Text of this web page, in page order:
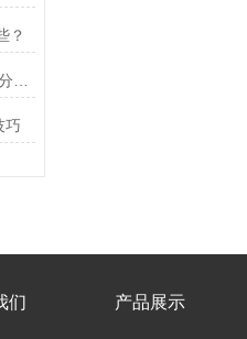
？
巧
们 产品展示